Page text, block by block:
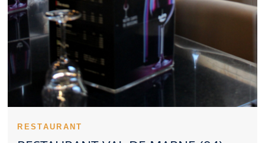
de Marne. Pour un tête-à-tête, un Restaurant Val de Marne à
l’ambiance douce est idéal. Un Restaurant Val de Marne peut
marquer les esprits par le soin visuel apporté à ses plats.
L’exigence en matière d’hygiène valorise tout Restaurant Val de
Marne. Choisir un Restaurant Val de Marne revient souvent à
rechercher un équilibre complet.
Un Restaurant Val de Marne peut attirer l’attention grâce à la
qualité de son offre. Le positionnement d’un Restaurant Val de
Marne se remarque très vite sur place. Une équipe investie
valorise fortement un Restaurant Val de Marne. Le soin
La mise en bouche d’un Restaurant Val de Marne prépare
RESTAURANT